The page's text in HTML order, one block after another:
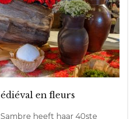
en fleurs
heeft haar 40ste